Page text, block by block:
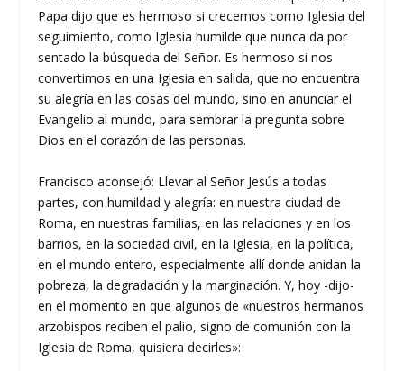
Papa dijo que es hermoso si crecemos como Iglesia del
seguimiento, como Iglesia humilde que nunca da por
sentado la búsqueda del Señor. Es hermoso si nos
convertimos en una Iglesia en salida, que no encuentra
su alegría en las cosas del mundo, sino en anunciar el
Evangelio al mundo, para sembrar la pregunta sobre
Dios en el corazón de las personas.
Francisco aconsejó: Llevar al Señor Jesús a todas
partes, con humildad y alegría: en nuestra ciudad de
Roma, en nuestras familias, en las relaciones y en los
barrios, en la sociedad civil, en la Iglesia, en la política,
en el mundo entero, especialmente allí donde anidan la
pobreza, la degradación y la marginación. Y, hoy -dijo-
en el momento en que algunos de «nuestros hermanos
arzobispos reciben el palio, signo de comunión con la
Iglesia de Roma, quisiera decirles»: